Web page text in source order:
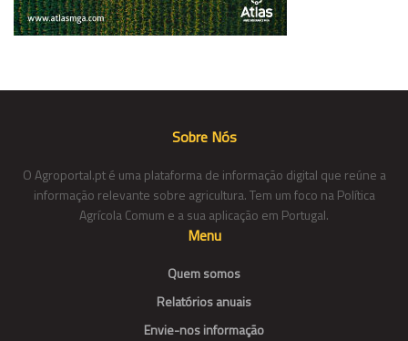
Sobre Nós
O Agroportal.pt é uma plataforma de informação digital que reúne a
informação relevante sobre agricultura. Tem um foco na Política
Agrícola Comum e a sua aplicação em Portugal.
Menu
Quem somos
Relatórios anuais
Envie-nos informação